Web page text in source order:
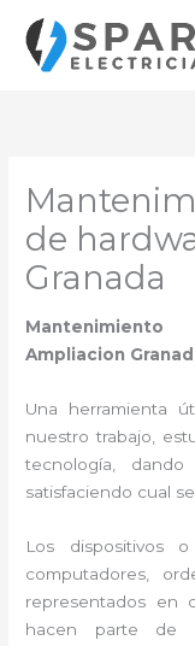
contenido
de
Granada
Ampliacion
Una herramienta
nuestro trabajo,
tecnología,
satisfaciendo cual
Los dispositivos
computadores,
representados en
hacen parte de